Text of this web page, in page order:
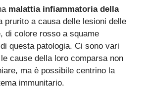
malattia infiammatoria della
prurito a causa delle lesioni delle
di colore rosso a squame
questa patologia. Ci sono vari
cause della loro comparsa non
ma è possibile centrino la
immunitario.